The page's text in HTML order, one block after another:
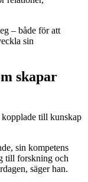
– både för att
sin
skapar
till kunskap
sin kompetens
till forskning och
säger han.